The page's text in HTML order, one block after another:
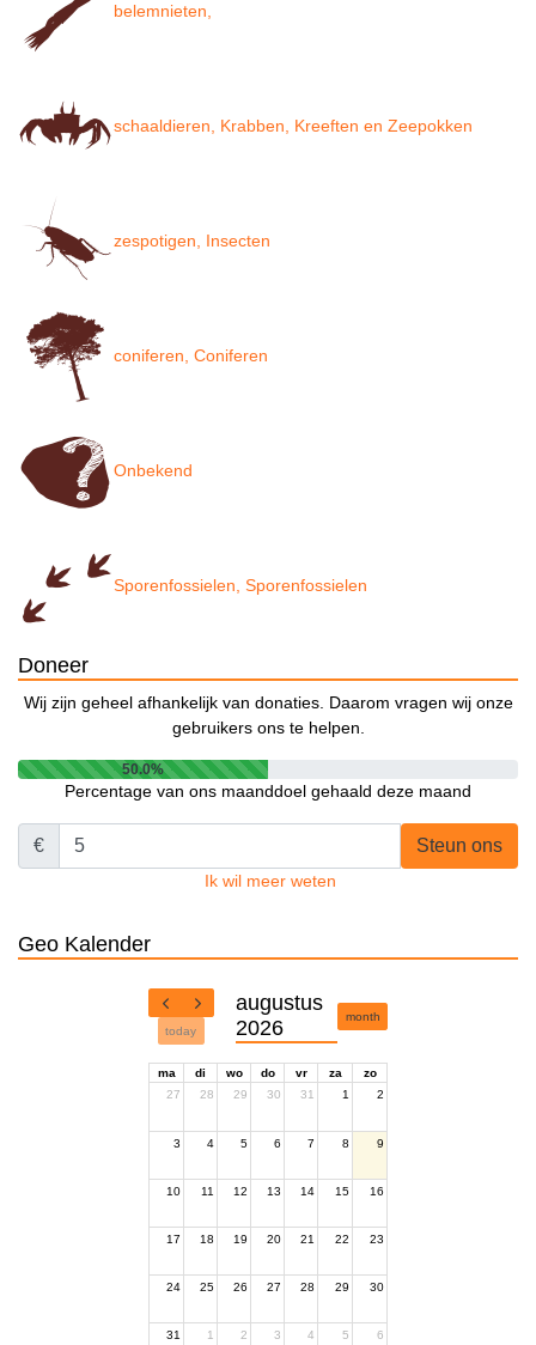
belemnieten,
schaaldieren, Krabben, Kreeften en Zeepokken
zespotigen, Insecten
coniferen, Coniferen
Onbekend
Sporenfossielen, Sporenfossielen
Doneer
Wij zijn geheel afhankelijk van donaties. Daarom vragen wij onze
gebruikers ons te helpen.
50.0%
Percentage van ons maanddoel gehaald deze maand
€ Steun ons
Ik wil meer weten
Geo Kalender
today
augustus
2026
month
ma di wo do vr za
zo
27
28 29 30 31 1 2
3 4 5 6 7 8 9
10 11 12 13 14 15 16
17 18 19 20 21 22 23
24 25 26 27 28 29 30
31 1 2 3 4 5 6